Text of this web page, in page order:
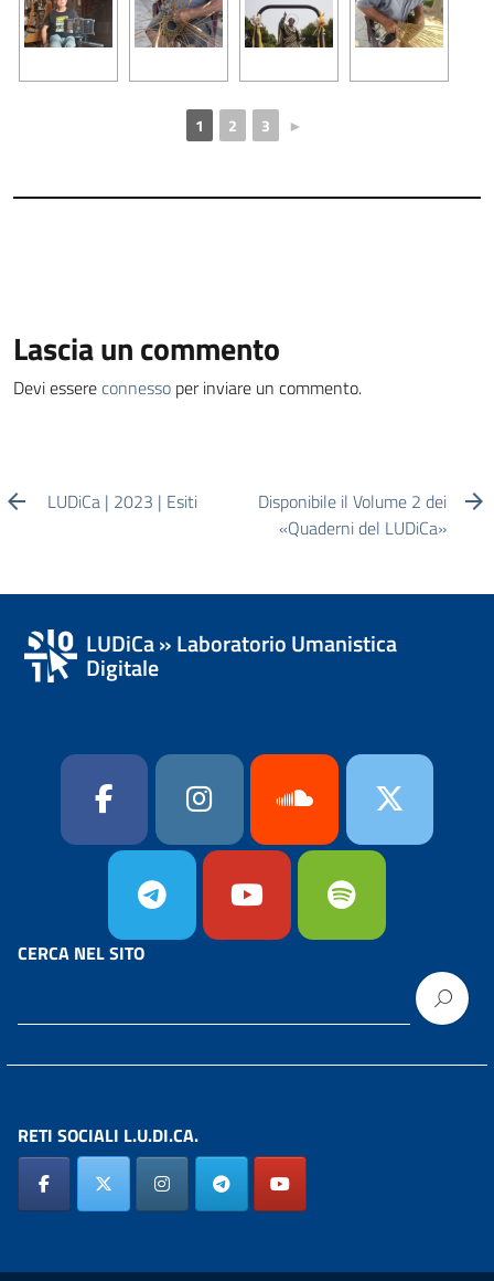
1 2 3 ►
Lascia un commento
Devi essere connesso per inviare un commento.
LUDiCa | 2023 | Esiti
Disponibile il Volume 2 dei
«Quaderni del LUDiCa»
LUDiCa » Laboratorio Umanistica
Digitale
CERCA NEL SITO
RETI SOCIALI L.U.DI.CA.